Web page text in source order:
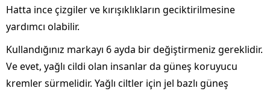
Hatta ince çizgiler ve kırışıklıkların geciktirilmesine
yardımcı olabilir.
Kullandığınız markayı 6 ayda bir değiştirmeniz gereklidir.
Ve evet, yağlı cildi olan insanlar da güneş koruyucu
kremler sürmelidir. Yağlı ciltler için jel bazlı güneş